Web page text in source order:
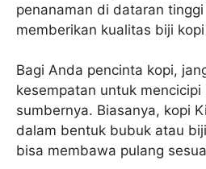
penanaman di dataran
memberikan kualitas biji
Bagi Anda pencinta kopi,
kesempatan untuk
sumbernya. Biasanya, kopi
dalam bentuk bubuk atau
bisa membawa pulang